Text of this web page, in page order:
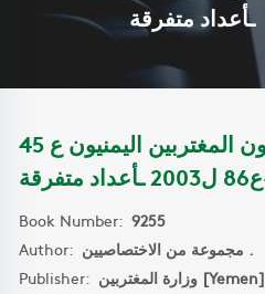
ـأعداد متفرقة
مجلة الوطن تعني بشؤون المغتربين اليمنيون ع 45
Book Number: 9255
Author:
مجموعة من الاختصاصيين .
Publisher:
وزارة المغتربين [Yemen]